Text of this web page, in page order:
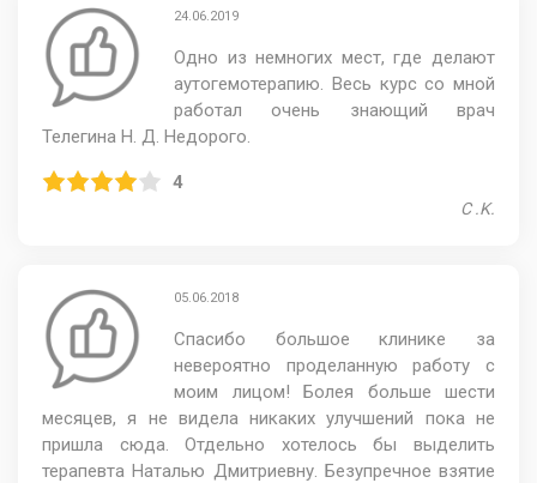
24.06.2019
Одно из немногих мест, где делают
аутогемотерапию. Весь курс со мной
работал очень знающий врач
Телегина Н. Д. Недорого.
4
C .K.
05.06.2018
Спасибо большое клинике за
невероятно проделанную работу с
моим лицом! Болея больше шести
месяцев, я не видела никаких улучшений пока не
пришла сюда. Отдельно хотелось бы выделить
терапевта Наталью Дмитриевну. Безупречное взятие